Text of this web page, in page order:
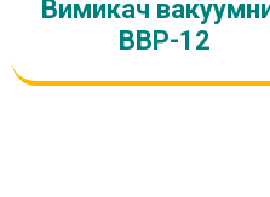
Вимикач
ВВР-12